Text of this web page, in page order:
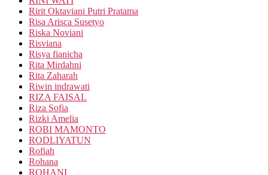
Ririt Oktaviani Putri Pratama
Risa Arisca Susetyo
Riska Noviani
Risviana
Risya fianicha
Rita Mirdahni
Rita Zaharah
Riwin indrawati
RIZA FAISAL
Riza Sofia
Rizki Amelia
ROBI MAMONTO
RODLIYATUN
Rofiah
Rohana
ROHANI